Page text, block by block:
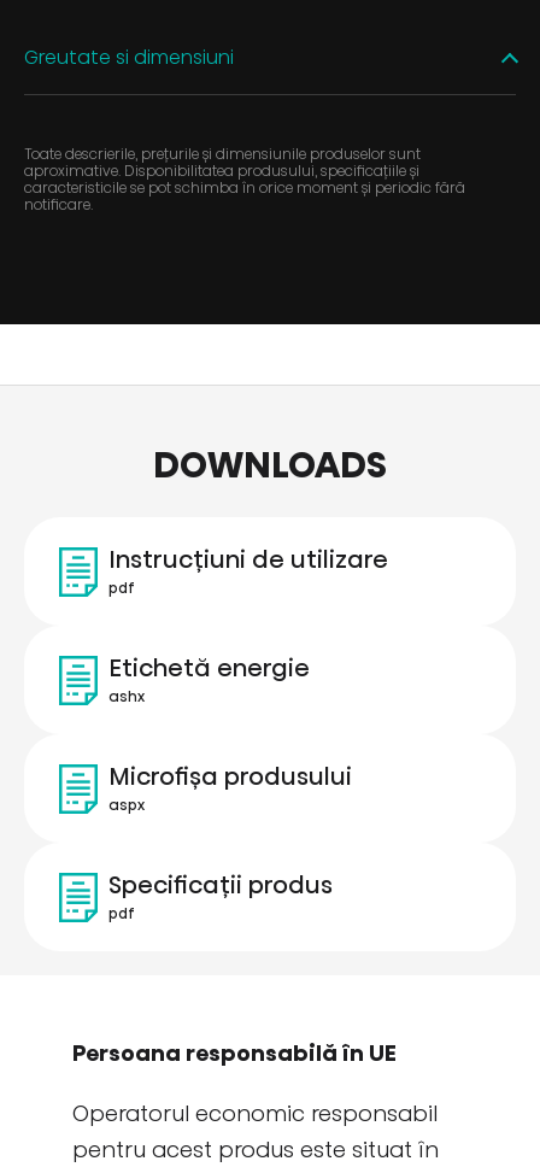
Greutate si dimensiuni
Toate descrierile, prețurile și dimensiunile produselor sunt
aproximative. Disponibilitatea produsului, specificațiile și
caracteristicile se pot schimba în orice moment și periodic fără
notificare.
DOWNLOADS
Instrucțiuni de utilizare
pdf
Etichetă energie
ashx
Microfișa produsului
aspx
Specificații produs
pdf
Persoana responsabilă în UE
Operatorul economic responsabil
pentru acest produs este situat în